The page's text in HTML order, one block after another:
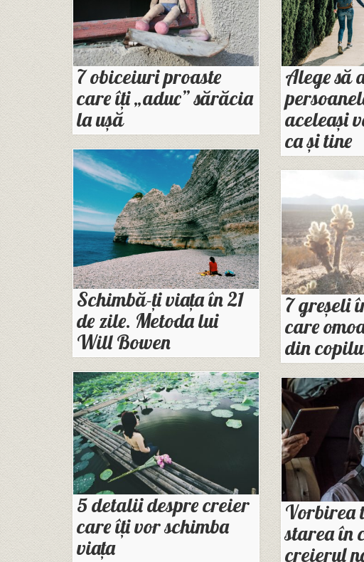
7 obiceiuri proaste
care îți „aduc” sărăcia
la ușă
Schimbă-ți viața în 21
de zile. Metoda lui
Will Bowen
5 detalii despre creier
care îţi vor schimba
viaţa
Alege să
aceleași
ca și tine
7 greșeli
care
din
Vorbirea
starea în
creierul